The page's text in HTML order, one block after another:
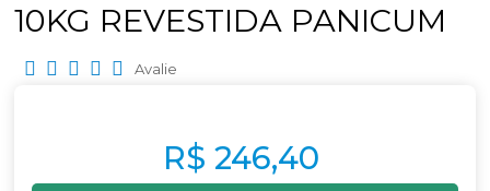
10KG REVESTIDA PANICUM
Avalie
R$ 246,40